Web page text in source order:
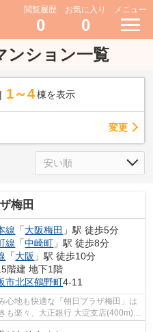
閲覧履歴
0
お気に入り
0
メニュー
ンション一覧
1～4 棟を表示
変更
梅田
線 「大阪梅田 」駅 徒歩5分
線 「中崎町 」駅 徒歩8分
「大阪 」駅 徒歩10分
階建 地下1階
市北区鶴野町4-11
心地も快適な「朝日プラザ梅田」は
楽々、大正銀行 大淀支店(400m)が
...